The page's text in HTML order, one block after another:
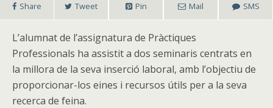
Share Tweet Pin Mail SMS
L’alumnat de l’assignatura de Pràctiques
Professionals ha assistit a dos seminaris centrats en
la millora de la seva inserció laboral, amb l’objectiu de
proporcionar-los eines i recursos útils per a la seva
recerca de feina.